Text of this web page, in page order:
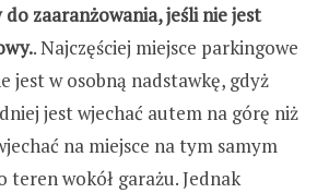
zaaranżowania, jeśli nie jest
. Najczęściej miejsce parkingowe
jest w osobną nadstawkę, gdyż
jest wjechać autem na górę niż
na miejsce na tym samym
teren wokół garażu. Jednak